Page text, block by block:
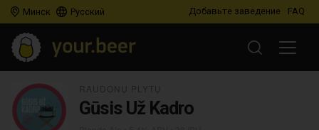
Минск Русский Добавьте заведение FAQ
Gūsis Už Kadro